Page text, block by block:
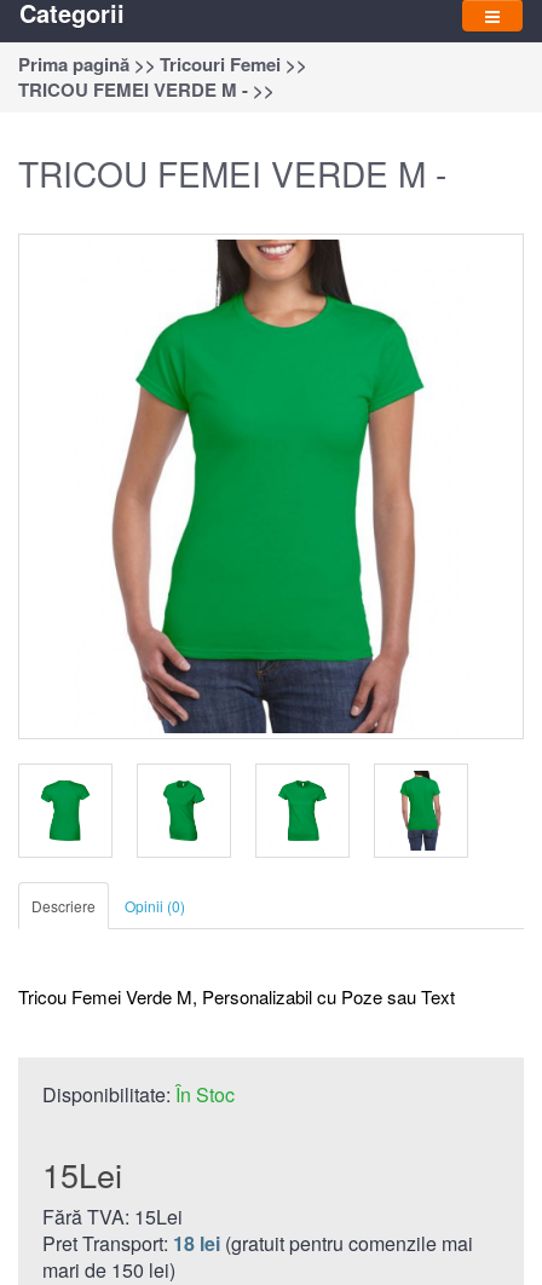
Categorii
Prima pagină >> Tricouri Femei >>
TRICOU FEMEI VERDE M - >>
TRICOU FEMEI VERDE M -
Descriere Opinii (0)
Tricou Femei Verde M, Personalizabil cu Poze sau Text
Disponibilitate: În Stoc
15Lei
Fără TVA: 15Lei
Pret Transport: 18 lei (gratuit pentru comenzile mai
mari de 150 lei)